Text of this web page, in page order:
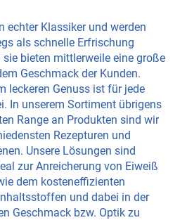
echter Klassiker und werden
als schnelle Erfrischung
sie bieten mittlerweile eine große
Geschmack der Kunden.
leckeren Genuss ist für jede
In unserem Sortiment übrigens
Range an Produkten sind wir
Rezepturen und
Unsere Lösungen sind
zur Anreicherung von Eiweiß
dem kosteneffizienten
und dabei in der
Geschmack bzw. Optik zu